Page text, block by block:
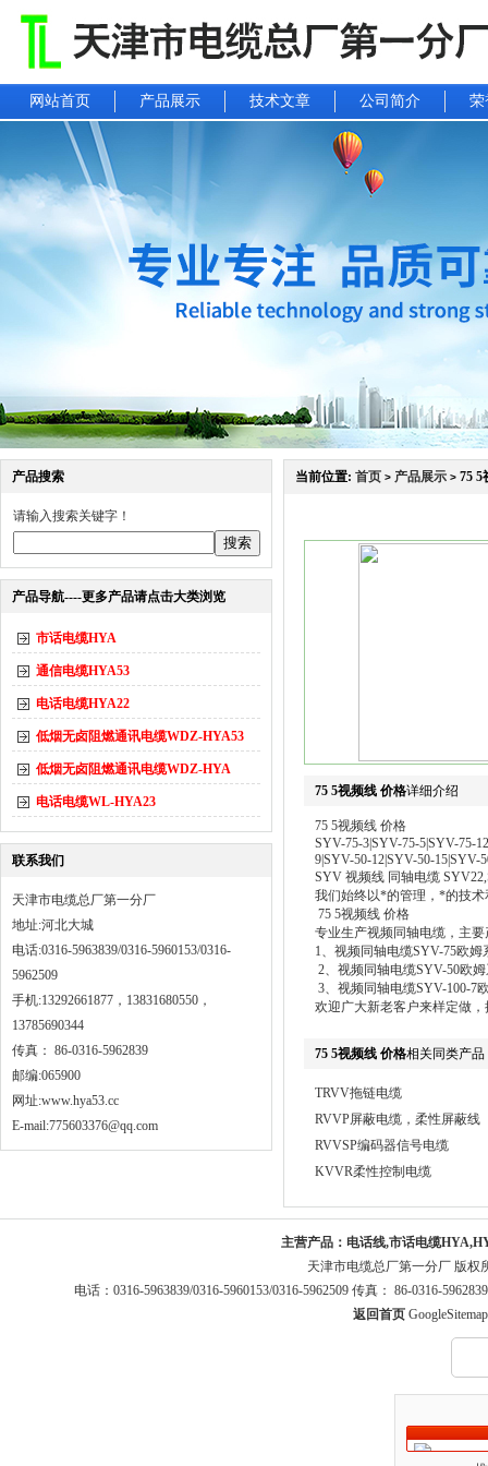
网站首页 产品展示 技术文章 公司简介 荣
产品搜索
请输入搜索关键字！
产品导航----更多产品请点击大类浏览
市话电缆HYA
通信电缆HYA53
电话电缆HYA22
低烟无卤阻燃通讯电缆WDZ-HYA53
低烟无卤阻燃通讯电缆WDZ-HYA
电话电缆WL-HYA23
联系我们
天津市电缆总厂第一分厂
地址:河北大城
电话:0316-5963839/0316-5960153/0316-
5962509
手机:13292661877，13831680550，
13785690344
传真： 86-0316-5962839
邮编:065900
网址:www.hya53.cc
E-mail:775603376@qq.com
当前位置: 首页 > 产品展示 > 75 5
75 5视频线 价格详细介绍
75 5视频线 价格
SYV-75-3|SYV-75-5|SYV-75-
9|SYV-50-12|SYV-50-15|SYV-
SYV 视频线 同轴电缆
我们始终以*的管理，*的技
75 5视频线 价格
专业生产视频同轴电缆，主
1、视频同轴电缆SYV-75欧姆
2、视频同轴电缆SYV-50欧
3、视频同轴电缆SYV-100-7
欢迎广大新老客户来样定做
75 5视频线 价格相关同类产品
TRVV拖链电缆
RVVP屏蔽电缆，柔性屏蔽线
RVVSP编码器信号电缆
KVVR柔性控制电缆
主营产品： 电话线,市话电缆
天津市电缆总厂第一分厂 版权
电话：0316-5963839/0316-5960153/0316-5962509 传真： 86-0316-
返回首页 GoogleSitemap